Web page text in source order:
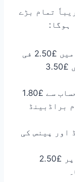
تقریباً تمام بڑے
ہوگا:
: موبائل پلانز میں £2.50 فی
مہینہ اضافہ، براڈبینڈ میں £3.50
: موبائل ڈیٹا کے حساب سے £1.80
ہوم براڈبینڈ
پاؤنڈ اور پینس کی
: تقریباً تمام کنٹریکٹس پر £2.50